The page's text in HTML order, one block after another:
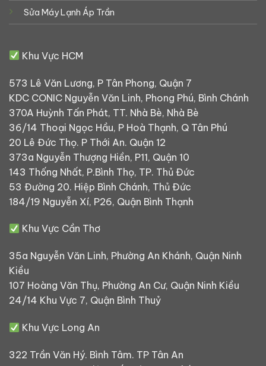
Sửa Máy Lạnh Áp Trần
Khu Vực HCM
573 Lê Văn Lương, P Tân Phong, Quận 7
KDC CONIC Nguyễn Văn Linh, Phong Phú, Bình Chánh
370A Huỳnh Tấn Phát, TT. Nhà Bè, Nhà Bè
36/14 Thoại Ngọc Hầu, P Hoà Thạnh, Q Tân Phú
20 Lê Đức Thọ. P Thới An. Quận 12
373a Nguyễn Thượng Hiền, P11, Quận 10
143 Thống Nhất, P.Bình Thọ, TP. Thủ Đức
53 Đường 20. Hiệp Bình Chánh, Thủ Đức
184/19 Nguyễn Xí, P26, Quận Bình Thạnh
Khu Vực Cần Thơ
35a Nguyễn Văn Linh, Phường An Khánh, Quận Ninh
Kiều
107 Hoàng Văn Thụ, Phường An Cư, Quận Ninh Kiều
24/14 Khu Vực 7, Quận Bình Thuỷ
Khu Vực Long An
322 Trần Văn Hý. Bình Tâm. TP Tân An